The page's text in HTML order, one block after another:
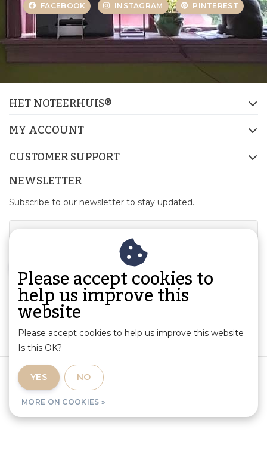
FACEBOOK INSTAGRAM PINTEREST
HET NOTEERHUIS®
MY ACCOUNT
CUSTOMER SUPPORT
NEWSLETTER
Subscribe to our newsletter to stay updated.
Terms and Conditions
Privacy Policy
Please accept cookies to
help us improve this
website
Please accept cookies to help us improve this website
Is this OK?
YES NO
MORE ON COOKIES »